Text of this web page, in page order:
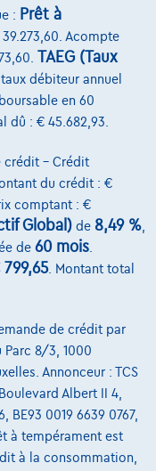
: Prêt à
Acompte
TAEG (Taux
, taux débiteur annuel
en 60
dû : € 45.682,93.
crédit – Crédit
du crédit : €
comptant : €
Global) de 8,49 %
de 60 mois
. Montant total
de crédit par
Parc 8/3, 1000
Annonceur : TCS
Albert II 4,
BE93 0019 6639 0767,
à tempérament est
à la consommation,